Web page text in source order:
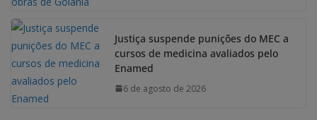
Justiça suspende punições do MEC a
cursos de medicina avaliados pelo
Enamed
6 de agosto de 2026